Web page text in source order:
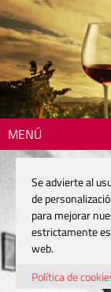
MENÚ
Se advierte al
de
para mejorar
estrictamente
web.
Política de